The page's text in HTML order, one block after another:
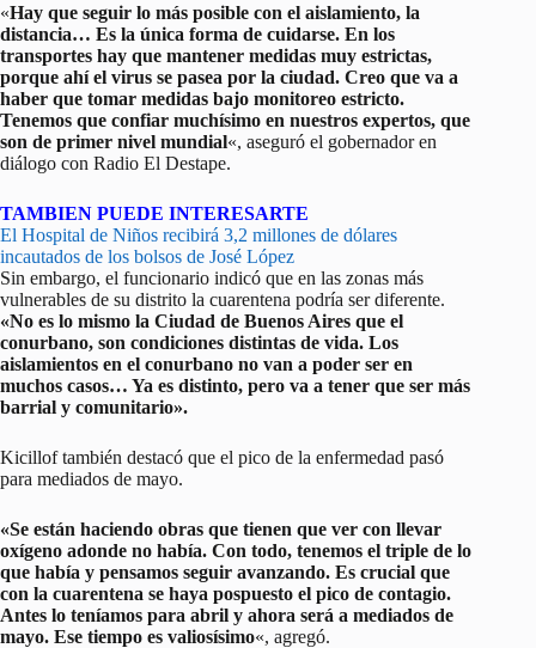
«Hay que seguir lo más posible con el aislamiento, la
distancia… Es la única forma de cuidarse. En los
transportes hay que mantener medidas muy estrictas,
porque ahí el virus se pasea por la ciudad. Creo que va a
haber que tomar medidas bajo monitoreo estricto.
Tenemos que confiar muchísimo en nuestros expertos, que
son de primer nivel mundial«, aseguró el gobernador en
diálogo con Radio El Destape.
TAMBIEN PUEDE INTERESARTE
El Hospital de Niños recibirá 3,2 millones de dólares
incautados de los bolsos de José López
Sin embargo, el funcionario indicó que en las zonas más
vulnerables de su distrito la cuarentena podría ser diferente.
«No es lo mismo la Ciudad de Buenos Aires que el
conurbano, son condiciones distintas de vida. Los
aislamientos en el conurbano no van a poder ser en
muchos casos… Ya es distinto, pero va a tener que ser más
barrial y comunitario».
Kicillof también destacó que el pico de la enfermedad pasó
para mediados de mayo.
«Se están haciendo obras que tienen que ver con llevar
oxígeno adonde no había. Con todo, tenemos el triple de lo
que había y pensamos seguir avanzando. Es crucial que
con la cuarentena se haya pospuesto el pico de contagio.
Antes lo teníamos para abril y ahora será a mediados de
mayo. Ese tiempo es valiosísimo«, agregó.